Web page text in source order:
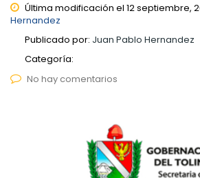
Última modificación el 12 septiembre,
Hernandez
Publicado por: Juan Pablo Hernandez
Categoría:
No hay comentarios